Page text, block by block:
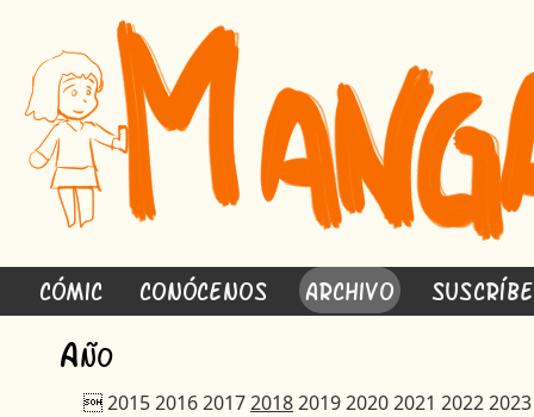
Cómic Conócenos Archivo
Año
2015201620172018201920202021 20222023